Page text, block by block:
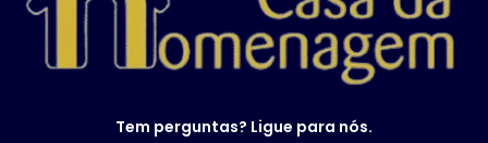
Tem perguntas? Ligue para nós.